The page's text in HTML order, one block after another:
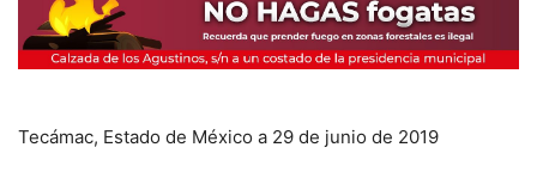
Tecámac, Estado de México a 29 de junio de 2019